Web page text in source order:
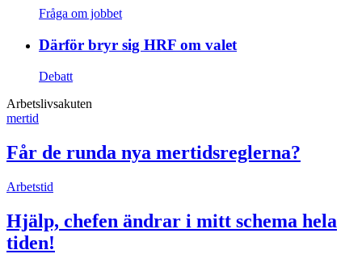
Fråga om jobbet
Därför bryr sig HRF om valet
Debatt
Arbetslivsakuten
mertid
Får de runda nya mertidsreglerna?
Arbetstid
Hjälp, chefen ändrar i mitt schema hela
tiden!